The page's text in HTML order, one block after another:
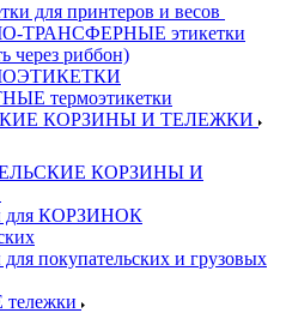
для принтеров и весов
ТРАНСФЕРНЫЕ этикетки
через риббон)
термоэтикетки
КОРЗИНЫ И ТЕЛЕЖКИ
КОРЗИНЫ И
для КОРЗИНОК
покупательских и грузовых